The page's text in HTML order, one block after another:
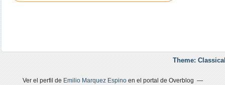
Theme:
Ver el perfil de Emilio Marquez Espinoen el portal de Overblog